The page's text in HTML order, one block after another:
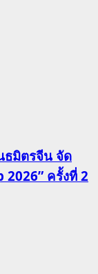
ธมิตรจีน จัด
ครั้งที่ 2